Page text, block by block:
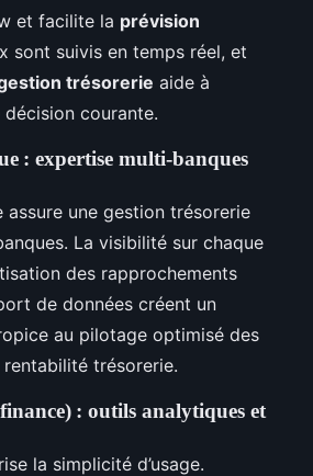
et facilite la prévision
sont suivis en temps réel, et
trésorerie aide à
courante.
: expertise multi-banques
assure une gestion trésorerie
La visibilité sur chaque
des rapprochements
de données créent un
au pilotage optimisé des
rentabilité trésorerie.
: outils analytiques et
la simplicité d’usage.